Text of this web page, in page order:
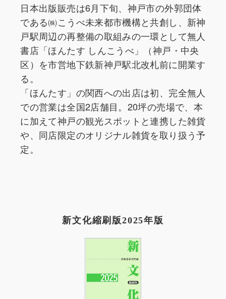
日本出版販売は6月下旬、神戸市の外郭団体
である㈱こうべ未来都市機構と共創し、新神
戸駅周辺の再整備の取組みの一環として無人
書店「ほんたす しんこうべ」（神戸・中央
区）を市営地下鉄新神戸駅北改札前に開業す
る。
「ほんたす」の関西への出店は初、完全無人
での営業は全国2店舗目。20坪の売場で、本
に加えて神戸の観光スポットと連携した雑貨
や、同店限定のオリジナル雑貨を取り扱う予
定。
新文化縮刷版2025年版